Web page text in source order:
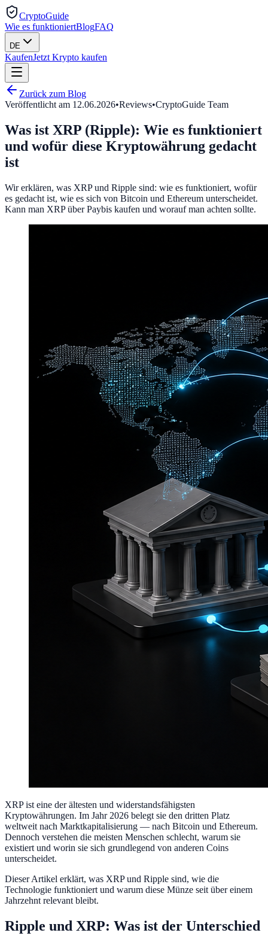
CryptoGuide
Wie es funktioniertBlogFAQ
DE
KaufenJetzt Krypto kaufen
Zurück zum Blog
Veröffentlicht am 12.06.2026•Reviews•CryptoGuide Team
Was ist XRP (Ripple): Wie es funktioniert
und wofür diese Kryptowährung gedacht
ist
Wir erklären, was XRP und Ripple sind: wie es funktioniert, wofür
es gedacht ist, wie es sich von Bitcoin und Ethereum unterscheidet.
Kann man XRP über Paybis kaufen und worauf man achten sollte.
XRP ist eine der ältesten und widerstandsfähigsten
Kryptowährungen. Im Jahr 2026 belegt sie den dritten Platz
weltweit nach Marktkapitalisierung — nach Bitcoin und Ethereum.
Dennoch verstehen die meisten Menschen schlecht, warum sie
existiert und worin sie sich grundlegend von anderen Coins
unterscheidet.
Dieser Artikel erklärt, was XRP und Ripple sind, wie die
Technologie funktioniert und warum diese Münze seit über einem
Jahrzehnt relevant bleibt.
Ripple und XRP: Was ist der Unterschied